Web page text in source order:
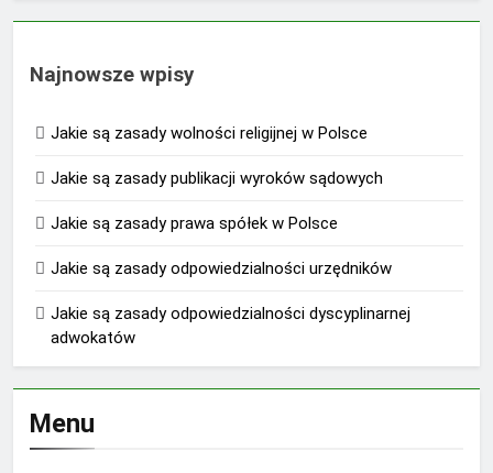
Najnowsze wpisy
Jakie są zasady wolności religijnej w Polsce
Jakie są zasady publikacji wyroków sądowych
Jakie są zasady prawa spółek w Polsce
Jakie są zasady odpowiedzialności urzędników
Jakie są zasady odpowiedzialności dyscyplinarnej
adwokatów
Menu